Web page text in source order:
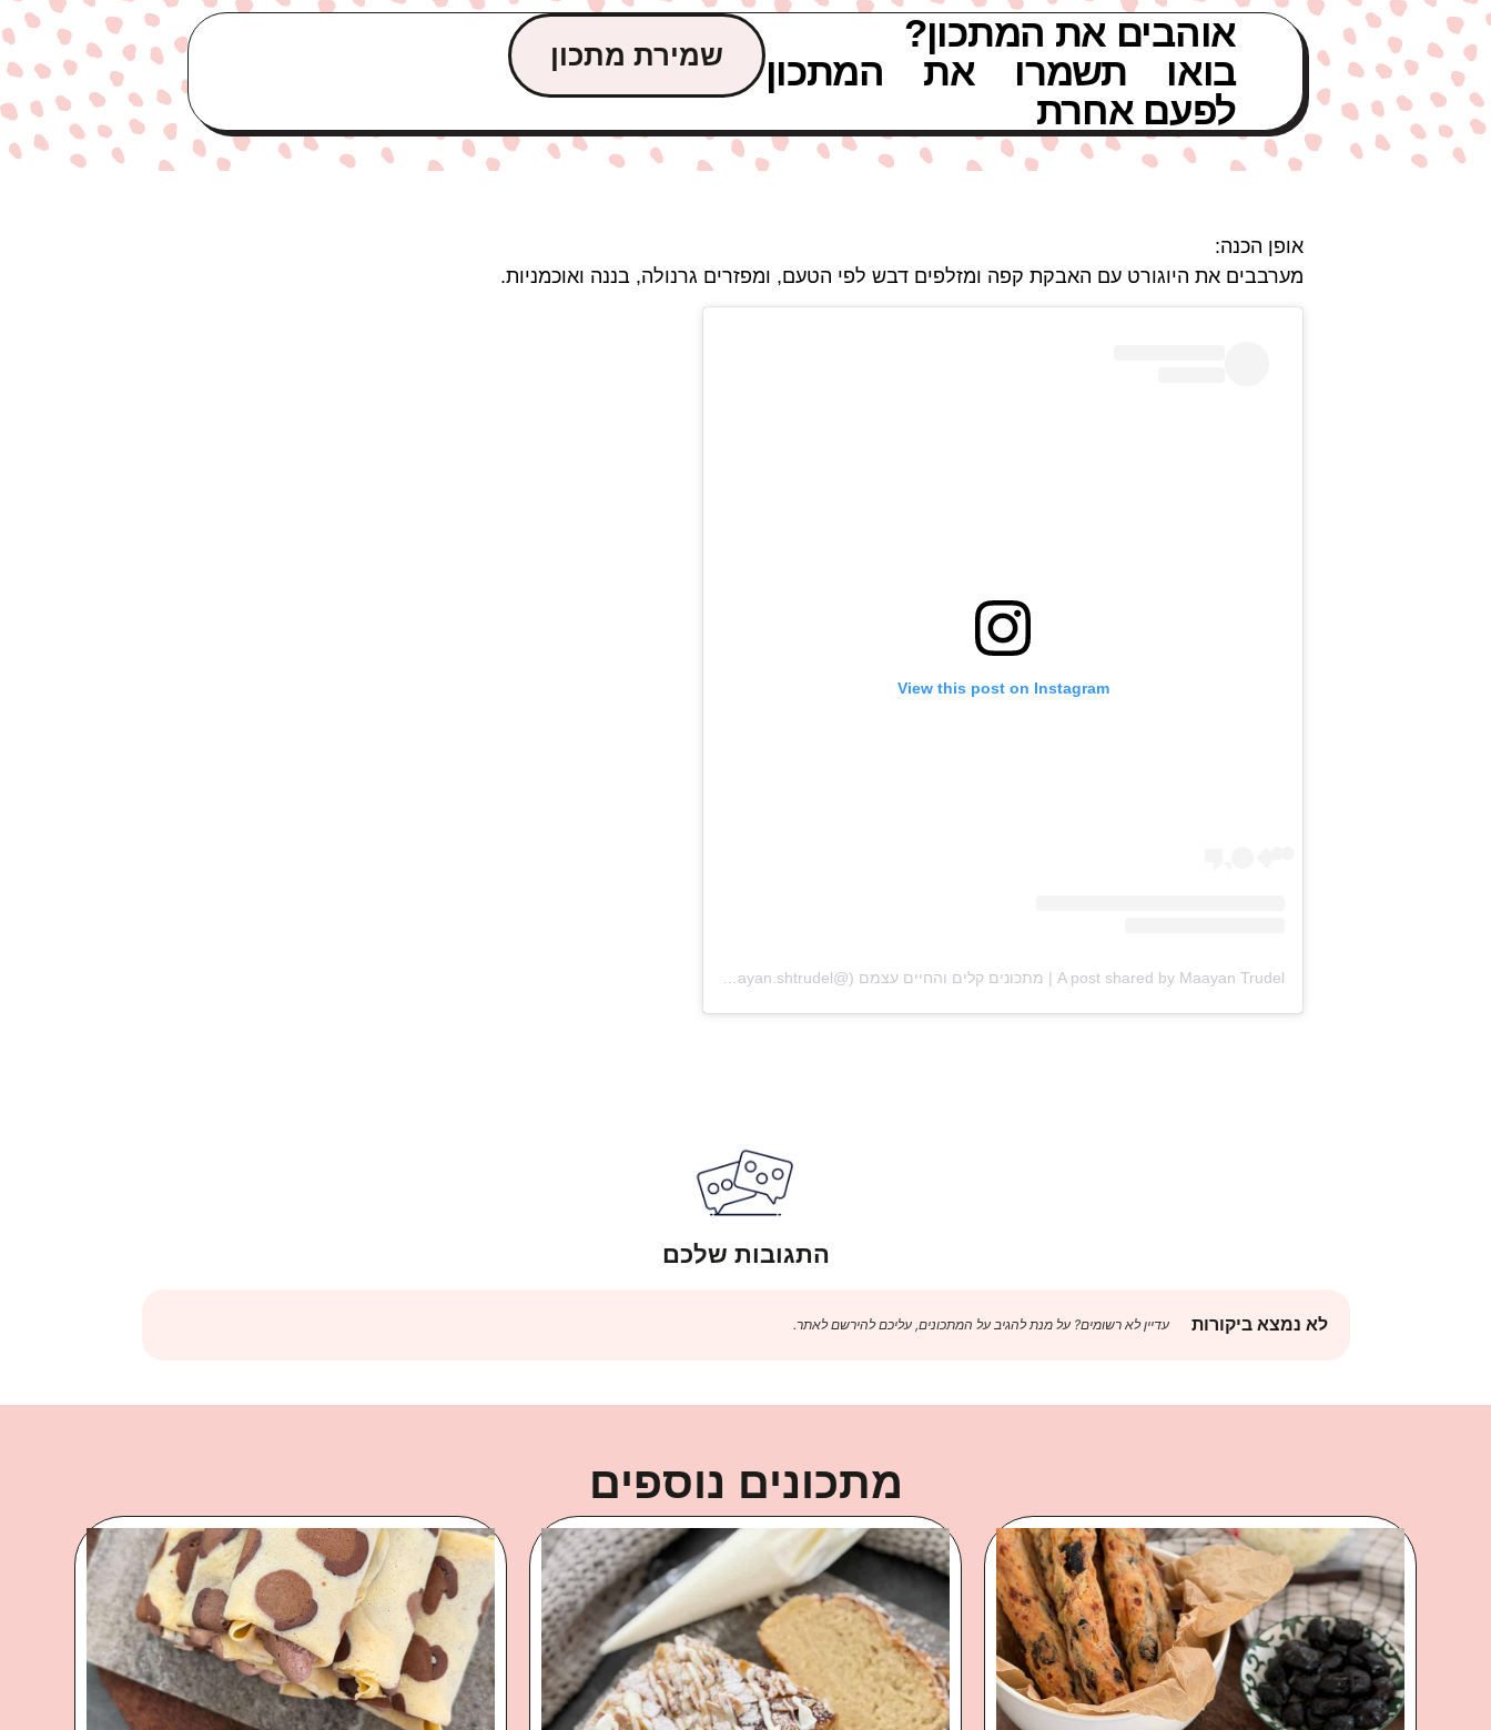
אוהבים את המתכון?
בואו תשמרו את המתכון
לפעם אחרת
שמירת מתכון
אופן הכנה:
מערבבים את היוגורט עם האבקת קפה ומזלפים דבש לפי הטעם, ומפזרים גרנולה, בננה ואוכמניות.
View this post on Instagram
A post shared by Maayan Trudel | מתכונים קלים והחיים עצמם (@maayan.shtrudel)
התגובות שלכם
לא נמצא ביקורות עדיין לא רשומים? על מנת להגיב על המתכונים, עליכם להירשם לאתר.
מתכונים נוספים